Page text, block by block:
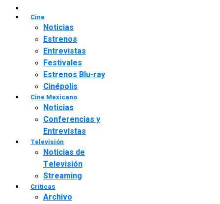
Cine
Noticias
Estrenos
Entrevistas
Festivales
Estrenos Blu-ray
Cinépolis
Cine Mexicano
Noticias
Conferencias y
Entrevistas
Televisión
Noticias de
Televisión
Streaming
Críticas
Archivo